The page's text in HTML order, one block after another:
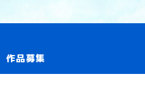
作品募集